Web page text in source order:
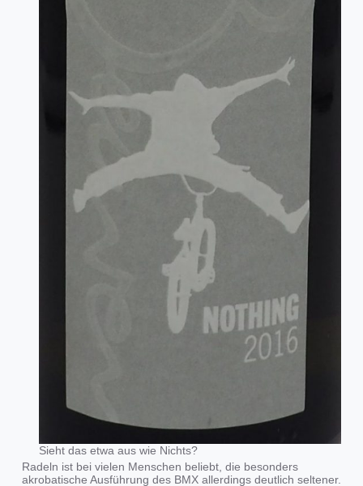
Sieht das etwa aus wie Nichts?
Radeln ist bei vielen Menschen beliebt, die besonders
akrobatische Ausführung des BMX allerdings deutlich seltener.